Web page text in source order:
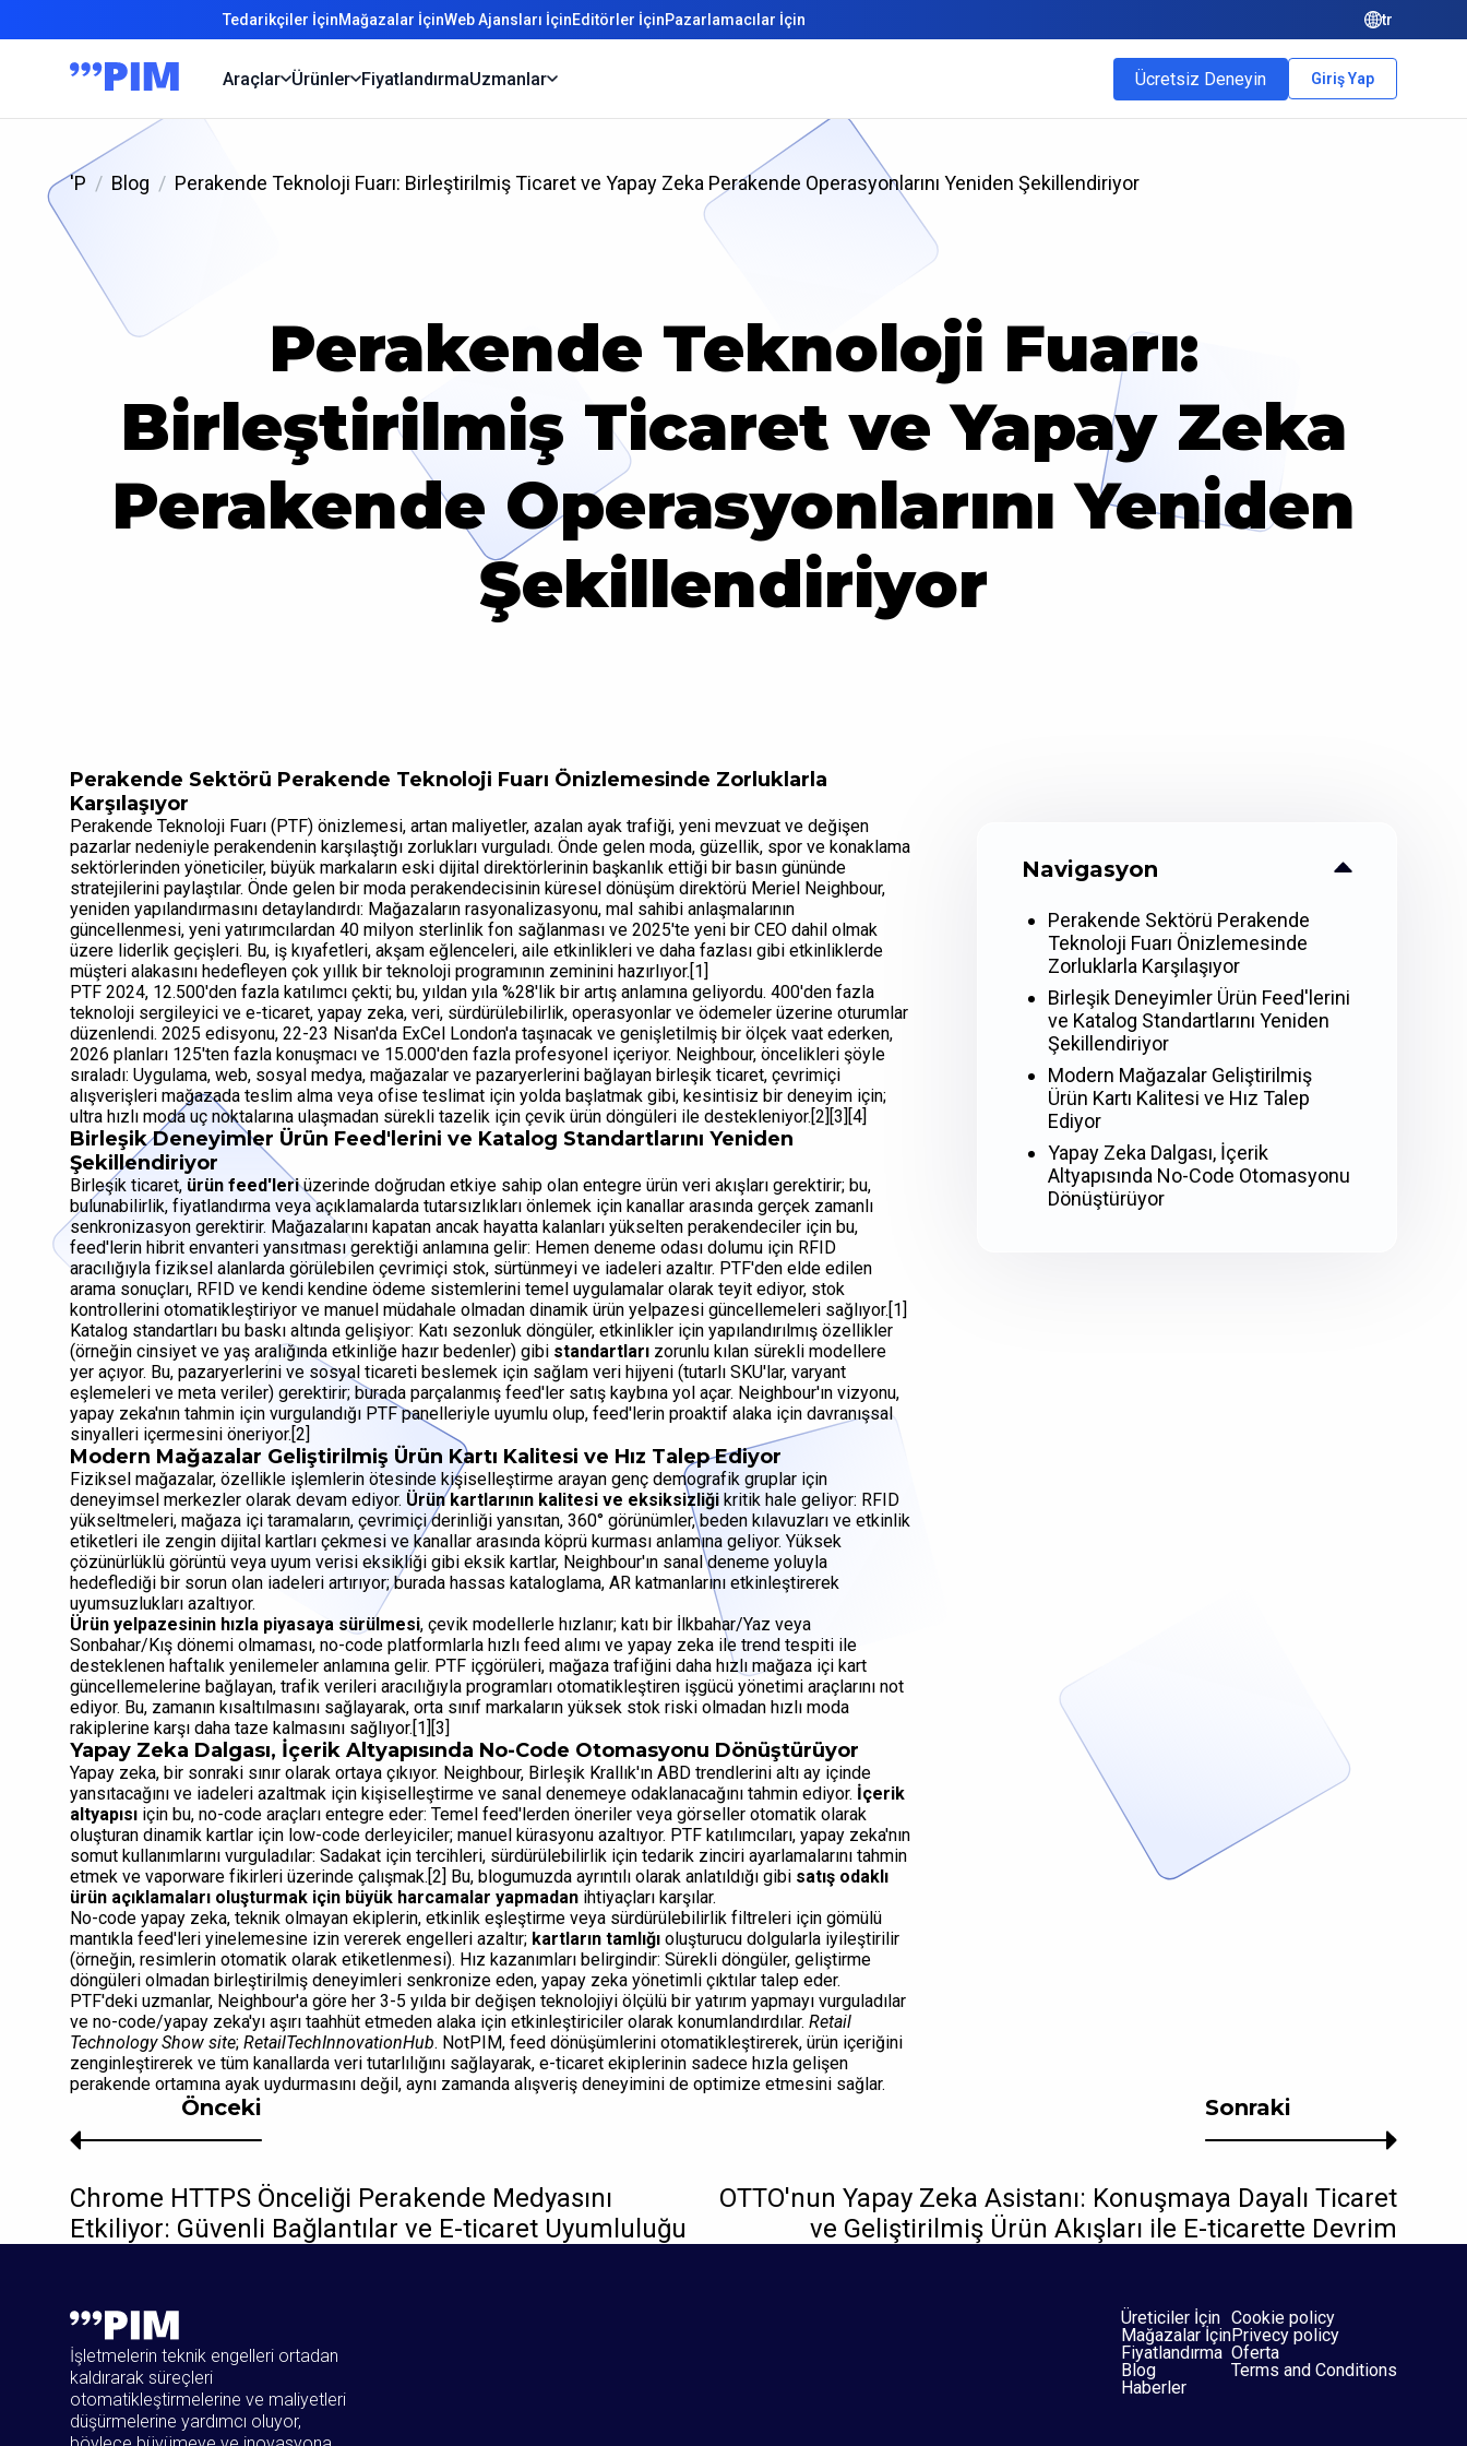
Tedarikçiler İçinMağazalar İçinWeb Ajansları İçinEditörler İçinPazarlamacılar İçin tr
Araçlar Ürünler FiyatlandırmaUzmanlar Ücretsiz Deneyin Giriş Yap
'P Blog Perakende Teknoloji Fuarı: Birleştirilmiş Ticaret ve Yapay Zeka Perakende Operasyonlarını Yeniden Şekillendiriyor
Perakende Teknoloji Fuarı:
Birleştirilmiş Ticaret ve Yapay Zeka
Perakende Operasyonlarını Yeniden
Şekillendiriyor
Perakende Sektörü Perakende Teknoloji Fuarı Önizlemesinde Zorluklarla
Karşılaşıyor
Perakende Teknoloji Fuarı (PTF) önizlemesi, artan maliyetler, azalan ayak trafiği, yeni mevzuat ve değişen
pazarlar nedeniyle perakendenin karşılaştığı zorlukları vurguladı. Önde gelen moda, güzellik, spor ve konaklama
sektörlerinden yöneticiler, büyük markaların eski dijital direktörlerinin başkanlık ettiği bir basın gününde
stratejilerini paylaştılar. Önde gelen bir moda perakendecisinin küresel dönüşüm direktörü Meriel Neighbour,
yeniden yapılandırmasını detaylandırdı: Mağazaların rasyonalizasyonu, mal sahibi anlaşmalarının
güncellenmesi, yeni yatırımcılardan 40 milyon sterlinlik fon sağlanması ve 2025'te yeni bir CEO dahil olmak
üzere liderlik geçişleri. Bu, iş kıyafetleri, akşam eğlenceleri, aile etkinlikleri ve daha fazlası gibi etkinliklerde
müşteri alakasını hedefleyen çok yıllık bir teknoloji programının zeminini hazırlıyor.[1]
PTF 2024, 12.500'den fazla katılımcı çekti; bu, yıldan yıla %28'lik bir artış anlamına geliyordu. 400'den fazla
teknoloji sergileyici ve e-ticaret, yapay zeka, veri, sürdürülebilirlik, operasyonlar ve ödemeler üzerine oturumlar
düzenlendi. 2025 edisyonu, 22-23 Nisan'da ExCel London'a taşınacak ve genişletilmiş bir ölçek vaat ederken,
2026 planları 125'ten fazla konuşmacı ve 15.000'den fazla profesyonel içeriyor. Neighbour, öncelikleri şöyle
sıraladı: Uygulama, web, sosyal medya, mağazalar ve pazaryerlerini bağlayan birleşik ticaret, çevrimiçi
alışverişleri mağazada teslim alma veya ofise teslimat için yolda başlatmak gibi, kesintisiz bir deneyim için;
ultra hızlı moda uç noktalarına ulaşmadan sürekli tazelik için çevik ürün döngüleri ile destekleniyor.[2][3][4]
Birleşik Deneyimler Ürün Feed'lerini ve Katalog Standartlarını Yeniden
Şekillendiriyor
Birleşik ticaret, ürün feed'leriüzerinde doğrudan etkiye sahip olan entegre ürün veri akışları gerektirir; bu,
bulunabilirlik, fiyatlandırma veya açıklamalarda tutarsızlıkları önlemek için kanallar arasında gerçek zamanlı
senkronizasyon gerektirir. Mağazalarını kapatan ancak hayatta kalanları yükselten perakendeciler için bu,
feed'lerin hibrit envanteri yansıtması gerektiği anlamına gelir: Hemen deneme odası dolumu için RFID
aracılığıyla fiziksel alanlarda görülebilen çevrimiçi stok, sürtünmeyi ve iadeleri azaltır. PTF'den elde edilen
arama sonuçları, RFID ve kendi kendine ödeme sistemlerini temel uygulamalar olarak teyit ediyor, stok
kontrollerini otomatikleştiriyor ve manuel müdahale olmadan dinamik ürün yelpazesi güncellemeleri sağlıyor.[1]
Katalog standartları bu baskı altında gelişiyor: Katı sezonluk döngüler, etkinlikler için yapılandırılmış özellikler
(örneğin cinsiyet ve yaş aralığında etkinliğe hazır bedenler) gibi standartları zorunlu kılan sürekli modellere
yer açıyor. Bu, pazaryerlerini ve sosyal ticareti beslemek için sağlam veri hijyeni (tutarlı SKU'lar, varyant
eşlemeleri ve meta veriler) gerektirir; burada parçalanmış feed'ler satış kaybına yol açar. Neighbour'ın vizyonu,
yapay zeka'nın tahmin için vurgulandığı PTF panelleriyle uyumlu olup, feed'lerin proaktif alaka için davranışsal
sinyalleri içermesini öneriyor.[2]
Modern Mağazalar Geliştirilmiş Ürün Kartı Kalitesi ve Hız Talep Ediyor
Fiziksel mağazalar, özellikle işlemlerin ötesinde kişiselleştirme arayan genç demografik gruplar için
deneyimsel merkezler olarak devam ediyor. Ürün kartlarının kalitesi ve eksiksizliği kritik hale geliyor: RFID
yükseltmeleri, mağaza içi taramaların, çevrimiçi derinliği yansıtan, 360° görünümler, beden kılavuzları ve etkinlik
etiketleri ile zengin dijital kartları çekmesi ve kanallar arasında köprü kurması anlamına geliyor. Yüksek
çözünürlüklü görüntü veya uyum verisi eksikliği gibi eksik kartlar, Neighbour'ın sanal deneme yoluyla
hedeflediği bir sorun olan iadeleri artırıyor; burada hassas kataloglama, AR katmanlarını etkinleştirerek
uyumsuzlukları azaltıyor.
Ürün yelpazesinin hızla piyasaya sürülmesi, çevik modellerle hızlanır; katı bir İlkbahar/Yaz veya
Sonbahar/Kış dönemi olmaması, no-code platformlarla hızlı feed alımı ve yapay zeka ile trend tespiti ile
desteklenen haftalık yenilemeler anlamına gelir. PTF içgörüleri, mağaza trafiğini daha hızlı mağaza içi kart
güncellemelerine bağlayan, trafik verileri aracılığıyla programları otomatikleştiren işgücü yönetimi araçlarını not
ediyor. Bu, zamanın kısaltılmasını sağlayarak, orta sınıf markaların yüksek stok riski olmadan hızlı moda
rakiplerine karşı daha taze kalmasını sağlıyor.[1][3]
Yapay Zeka Dalgası, İçerik Altyapısında No-Code Otomasyonu Dönüştürüyor
Yapay zeka, bir sonraki sınır olarak ortaya çıkıyor. Neighbour, Birleşik Krallık'ın ABD trendlerini altı ay içinde
yansıtacağını ve iadeleri azaltmak için kişiselleştirme ve sanal denemeye odaklanacağını tahmin ediyor. İçerik
altyapısı için bu, no-code araçları entegre eder: Temel feed'lerden öneriler veya görseller otomatik olarak
oluşturan dinamik kartlar için low-code derleyiciler; manuel kürasyonu azaltıyor. PTF katılımcıları, yapay zeka'nın
somut kullanımlarını vurguladılar: Sadakat için tercihleri, sürdürülebilirlik için tedarik zinciri ayarlamalarını tahmin
etmek ve vaporware fikirleri üzerinde çalışmak.[2] Bu, blogumuzda ayrıntılı olarak anlatıldığı gibi satış odaklı
ürün açıklamaları oluşturmak için büyük harcamalar yapmadan ihtiyaçları karşılar.
No-code yapay zeka, teknik olmayan ekiplerin, etkinlik eşleştirme veya sürdürülebilirlik filtreleri için gömülü
mantıkla feed'leri yinelemesine izin vererek engelleri azaltır; kartların tamlığı oluşturucu dolgularla iyileştirilir
(örneğin, resimlerin otomatik olarak etiketlenmesi). Hız kazanımları belirgindir: Sürekli döngüler, geliştirme
döngüleri olmadan birleştirilmiş deneyimleri senkronize eden, yapay zeka yönetimli çıktılar talep eder.
PTF'deki uzmanlar, Neighbour'a göre her 3-5 yılda bir değişen teknolojiyi ölçülü bir yatırım yapmayı vurguladılar
ve no-code/yapay zeka'yı aşırı taahhüt etmeden alaka için etkinleştiriciler olarak konumlandırdılar. Retail
Technology Show site; RetailTechInnovationHub. NotPIM, feed dönüşümlerini otomatikleştirerek, ürün içeriğini
zenginleştirerek ve tüm kanallarda veri tutarlılığını sağlayarak, e-ticaret ekiplerinin sadece hızla gelişen
perakende ortamına ayak uydurmasını değil, aynı zamanda alışveriş deneyimini de optimize etmesini sağlar.
Navigasyon
Perakende Sektörü Perakende
Teknoloji Fuarı Önizlemesinde
Zorluklarla Karşılaşıyor
Birleşik Deneyimler Ürün Feed'lerini
ve Katalog Standartlarını Yeniden
Şekillendiriyor
Modern Mağazalar Geliştirilmiş
Ürün Kartı Kalitesi ve Hız Talep
Ediyor
Yapay Zeka Dalgası, İçerik
Altyapısında No-Code Otomasyonu
Dönüştürüyor
Sonraki
OTTO'nun Yapay Zeka Asistanı: Konuşmaya Dayalı Ticaret
ve Geliştirilmiş Ürün Akışları ile E-ticarette Devrim
Önceki
Chrome HTTPS Önceliği Perakende Medyasını
Etkiliyor: Güvenli Bağlantılar ve E-ticaret Uyumluluğu
İşletmelerin teknik engelleri ortadan
kaldırarak süreçleri
otomatikleştirmelerine ve maliyetleri
düşürmelerine yardımcı oluyor,
Üreticiler İçin
Mağazalar İçin
Fiyatlandırma
Blog
Haberler
Cookie policy
Privecy policy
Oferta
Terms and Conditions